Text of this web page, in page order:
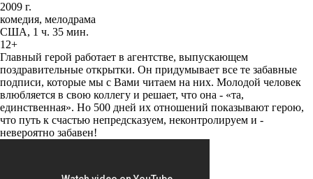
2009 г.
комедия, мелодрама
США, 1 ч. 35 мин.
12+
Главный герой работает в агентстве, выпускающем
поздравительные открытки. Он придумывает все те забавные
подписи, которые мы с Вами читаем на них. Молодой человек
влюбляется в свою коллегу и решает, что она - «та,
единственная». Но 500 дней их отношений показывают герою,
что путь к счастью непредсказуем, неконтролируем и -
невероятно забавен!